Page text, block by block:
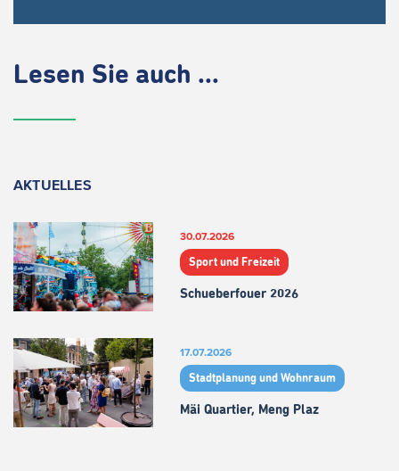
Lesen Sie auch ...
AKTUELLES
30.07.2026
Sport und Freizeit
Schueberfouer 2026
17.07.2026
Stadtplanung und Wohnraum
Mäi Quartier, Meng Plaz